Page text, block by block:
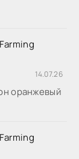
14.07.26
оранжевый